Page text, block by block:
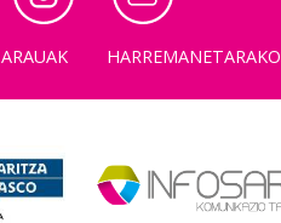
ARAUAK HARREMANETARAKO